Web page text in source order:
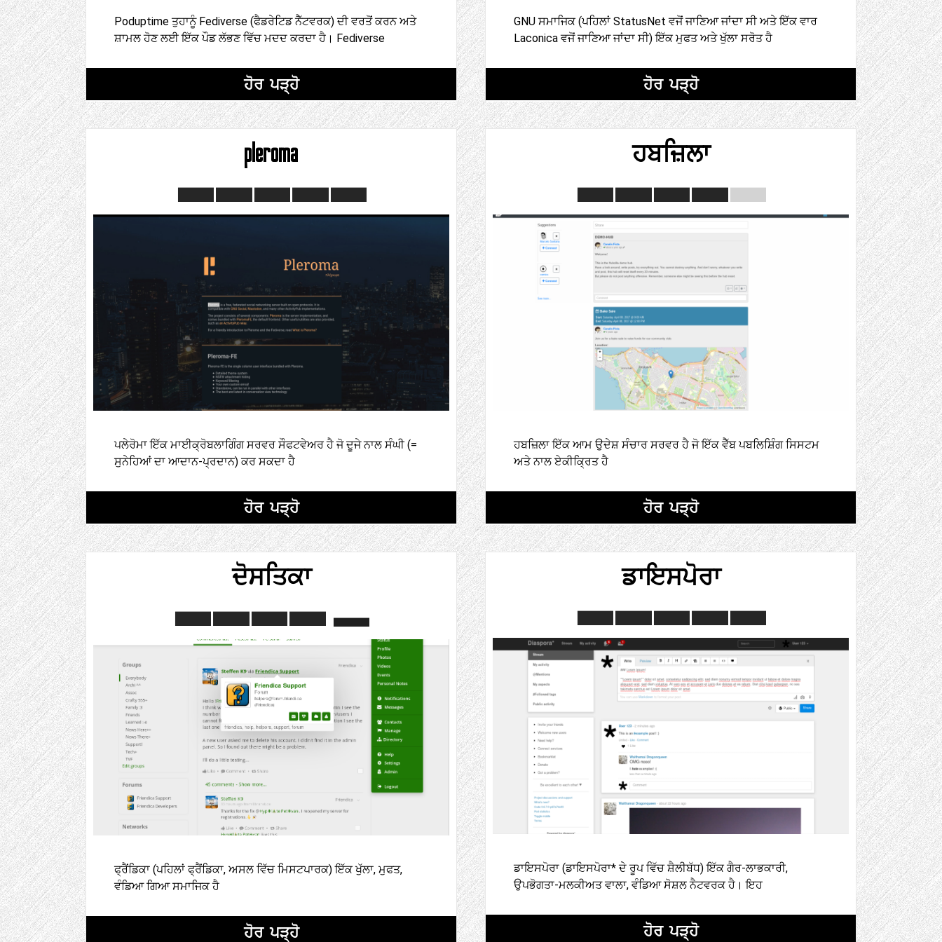
Poduptime ਤੁਹਾਨੂੰ Fediverse (ਫੈਡਰੇਟਿਡ ਨੈੱਟਵਰਕ) ਦੀ ਵਰਤੋਂ ਕਰਨ ਅਤੇ
ਸ਼ਾਮਲ ਹੋਣ ਲਈ ਇੱਕ ਪੌਡ ਲੱਭਣ ਵਿੱਚ ਮਦਦ ਕਰਦਾ ਹੈ। Fediverse
ਹੋਰ ਪੜ੍ਹੋ
GNU ਸਮਾਜਿਕ (ਪਹਿਲਾਂ StatusNet ਵਜੋਂ ਜਾਣਿਆ ਜਾਂਦਾ ਸੀ ਅਤੇ ਇੱਕ ਵਾਰ
Laconica ਵਜੋਂ ਜਾਣਿਆ ਜਾਂਦਾ ਸੀ) ਇੱਕ ਮੁਫਤ ਅਤੇ ਖੁੱਲਾ ਸਰੋਤ ਹੈ
ਹੋਰ ਪੜ੍ਹੋ
pleroma
ਪਲੇਰੋਮਾ ਇੱਕ ਮਾਈਕ੍ਰੋਬਲਾਗਿੰਗ ਸਰਵਰ ਸੌਫਟਵੇਅਰ ਹੈ ਜੋ ਦੂਜੇ ਨਾਲ ਸੰਘੀ (=
ਸੁਨੇਹਿਆਂ ਦਾ ਆਦਾਨ-ਪ੍ਰਦਾਨ) ਕਰ ਸਕਦਾ ਹੈ
ਹੋਰ ਪੜ੍ਹੋ
ਹਬਜ਼ਿਲਾ
ਹਬਜ਼ਿਲਾ ਇੱਕ ਆਮ ਉਦੇਸ਼ ਸੰਚਾਰ ਸਰਵਰ ਹੈ ਜੋ ਇੱਕ ਵੈੱਬ ਪਬਲਿਸ਼ਿੰਗ ਸਿਸਟਮ
ਅਤੇ ਨਾਲ ਏਕੀਕ੍ਰਿਤ ਹੈ
ਹੋਰ ਪੜ੍ਹੋ
ਦੋਸਤਿਕਾ
ਫ੍ਰੈਂਡਿਕਾ (ਪਹਿਲਾਂ ਫ੍ਰੈਂਡਿਕਾ, ਅਸਲ ਵਿੱਚ ਮਿਸਟਪਾਰਕ) ਇੱਕ ਖੁੱਲਾ, ਮੁਫਤ,
ਵੰਡਿਆ ਗਿਆ ਸਮਾਜਿਕ ਹੈ
ਹੋਰ ਪੜ੍ਹੋ
ਡਾਇਸਪੋਰਾ
ਡਾਇਸਪੋਰਾ (ਡਾਇਸਪੋਰਾ* ਦੇ ਰੂਪ ਵਿੱਚ ਸ਼ੈਲੀਬੱਧ) ​​ਇੱਕ ਗੈਰ-ਲਾਭਕਾਰੀ,
ਉਪਭੋਗਤਾ-ਮਲਕੀਅਤ ਵਾਲਾ, ਵੰਡਿਆ ਸੋਸ਼ਲ ਨੈਟਵਰਕ ਹੈ। ਇਹ
ਹੋਰ ਪੜ੍ਹੋ